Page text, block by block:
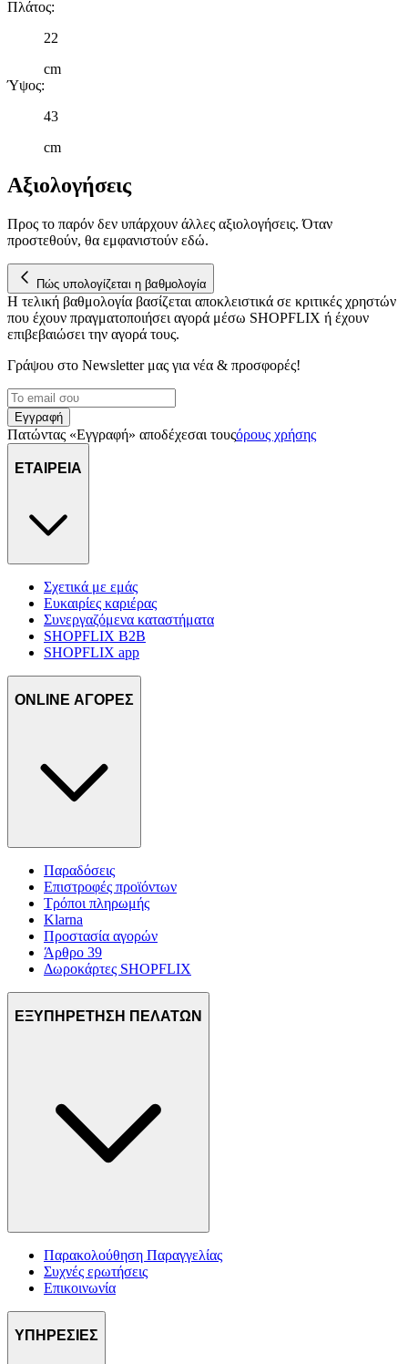
δικτύωσης, διαφημίσεων και ανάλυσης.
Πλάτος:
22
cm
Ύψος:
43
cm
Αξιολογήσεις
Προς το παρόν δεν υπάρχουν άλλες αξιολογήσεις. Όταν
προστεθούν, θα εμφανιστούν εδώ.
Πώς υπολογίζεται η βαθμολογία
Η τελική βαθμολογία βασίζεται αποκλειστικά σε κριτικές χρηστών
που έχουν πραγματοποιήσει αγορά μέσω SHOPFLIX ή έχουν
επιβεβαιώσει την αγορά τους.
Γράψου στο Νewsletter μας για νέα & προσφορές!
Εγγραφή
Πατώντας «Εγγραφή» αποδέχεσαι τουςόρους χρήσης
ΕΤΑΙΡΕΙΑ
Σχετικά με εμάς
Ευκαιρίες καριέρας
Συνεργαζόμενα καταστήματα
SHOPFLIX B2B
SHOPFLIX app
ONLINE ΑΓΟΡΕΣ
Παραδόσεις
Επιστροφές προϊόντων
Τρόποι πληρωμής
Klarna
Προστασία αγορών
Άρθρο 39
Δωροκάρτες SHOPFLIX
ΕΞΥΠΗΡΕΤΗΣΗ ΠΕΛΑΤΩΝ
Παρακολούθηση Παραγγελίας
Συχνές ερωτήσεις
Επικοινωνία
ΥΠΗΡΕΣΙΕΣ